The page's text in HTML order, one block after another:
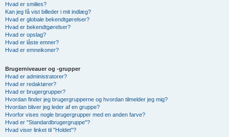
Hvad er smilies?
Kan jeg få vist billeder i mit indlæg?
Hvad er globale bekendtgørelser?
Hvad er bekendtgørelser?
Hvad er opslag?
Hvad er låste emner?
Hvad er emneikoner?
Brugerniveauer og -grupper
Hvad er administratorer?
Hvad er redaktører?
Hvad er brugergrupper?
Hvordan finder jeg brugergrupperne og hvordan tilmelder jeg mig?
Hvordan bliver jeg leder af en gruppe?
Hvorfor vises nogle brugergrupper med en anden farve?
Hvad er "Standardbrugergruppe"?
Hvad viser linket til "Holdet"?